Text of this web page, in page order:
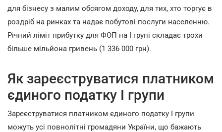
для бізнесу з малим обсягом доходу, для тих, хто торгує в
роздріб на ринках та надає побутові послуги населенню.
Річний ліміт прибутку для ФОП на І групі складає трохи
більше мільйона гривень (1 336 000 грн).
Як зареєструватися платником
єдиного податку І групи
Зареєструватися платником єдиного податку І групи
можуть усі повнолітні громадяни України, що бажають